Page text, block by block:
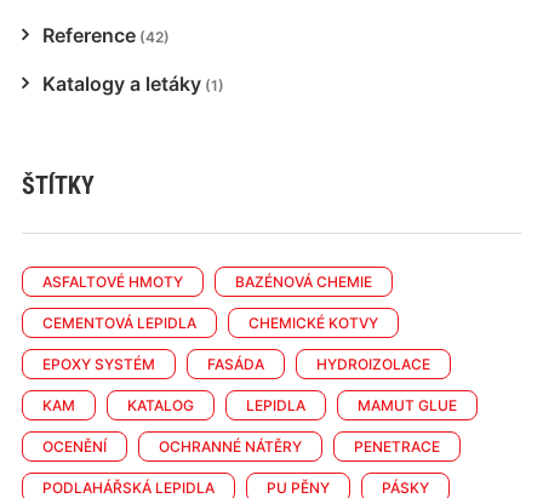
Reference (42)
Katalogy a letáky (1)
ŠTÍTKY
ASFALTOVÉ HMOTY BAZÉNOVÁ CHEMIE
CEMENTOVÁ LEPIDLA CHEMICKÉ KOTVY
EPOXY SYSTÉM FASÁDA HYDROIZOLACE
KAM KATALOG LEPIDLA MAMUT GLUE
OCENĚNÍ OCHRANNÉ NÁTĚRY PENETRACE
PODLAHÁŘSKÁ LEPIDLA PU PĚNY PÁSKY